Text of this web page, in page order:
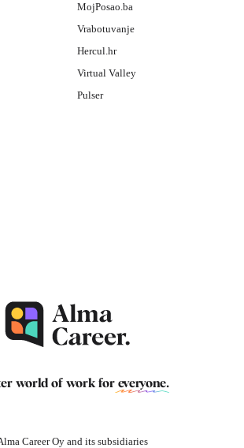
MojPosao.ba
Vrabotuvanje
Hercul.hr
Virtual Valley
Pulser
world of work for everyone.
Career Oy and its subsidiaries